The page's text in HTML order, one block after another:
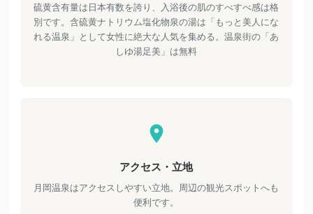
硫黄含有量は日本有数を誇り、入浴後の肌のすべすべ感は格
別です。含硫黄ナトリウム塩化物泉の湯は「もっと美人にな
れる温泉」として女性に絶大な人気を集める。温泉街の「あ
しゆ湯足美」は無料
アクセス・立地
月岡温泉はアクセスしやすい立地。周辺の観光スポットへも
便利です。